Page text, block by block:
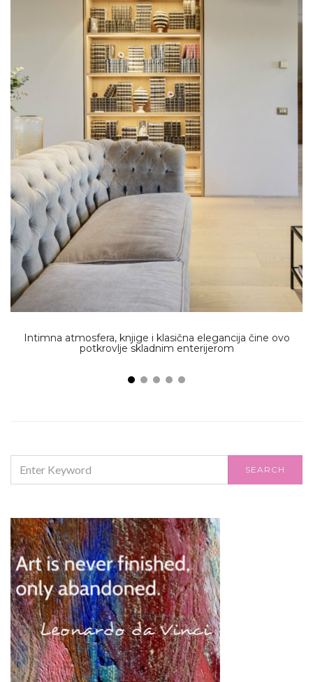
Intimna atmosfera, knjige i klasična elegancija čine ovo
potkrovlje skladnim enterijerom
FOR:
SEARCH